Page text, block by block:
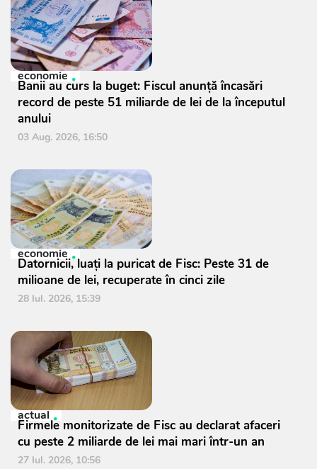
economie
Banii au curs la buget: Fiscul anunță încasări
record de peste 51 miliarde de lei de la începutul
anului
03 Aug. 2026, 16:50
economie
Datornicii, luați la puricat de Fisc: Peste 31 de
milioane de lei, recuperate în cinci zile
28 Iul. 2026, 15:39
actual
Firmele monitorizate de Fisc au declarat afaceri
cu peste 2 miliarde de lei mai mari într-un an
27 Iul. 2026, 10:56